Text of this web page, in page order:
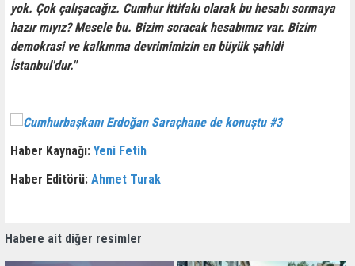
yok. Çok çalışacağız. Cumhur İttifakı olarak bu hesabı sormaya
hazır mıyız? Mesele bu. Bizim soracak hesabımız var. Bizim
demokrasi ve kalkınma devrimimizin en büyük şahidi
İstanbul'dur."
Haber Kaynağı: Yeni Fetih
Haber Editörü: Ahmet Turak
Habere ait diğer resimler